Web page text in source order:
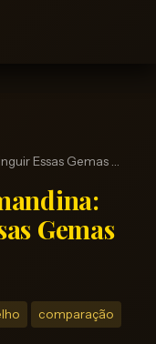
Essas Gemas …
Gemas
comparação